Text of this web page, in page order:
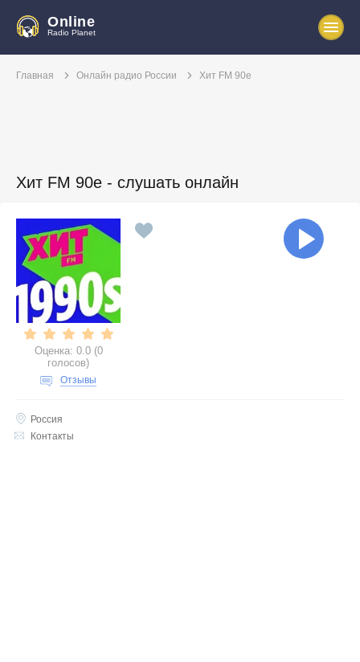
Online
Radio Planet
Главная Онлайн радио России Хит FM 90е
Хит FM 90е - слушать онлайн
Оценка: 0.0 (0
голосов)
Отзывы
Россия
Контакты